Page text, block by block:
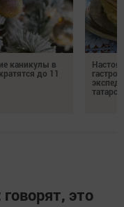
каникулы в
до 11
это